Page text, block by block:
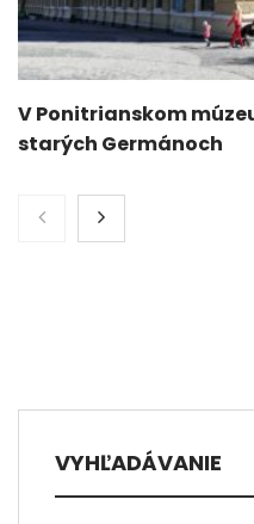
V Ponitrianskom
starých Germánoch
VYHĽADÁVANIE